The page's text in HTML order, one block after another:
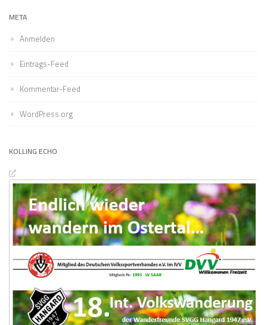
META
Anmelden
Eintrags-Feed
Kommentar-Feed
WordPress.org
KOLLING ECHO